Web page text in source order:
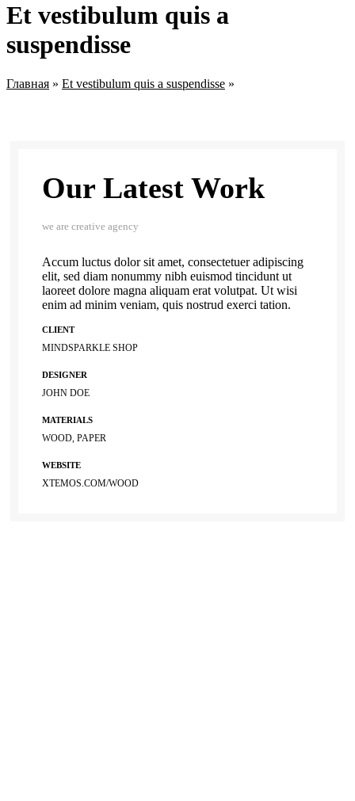
Et vestibulum quis a
suspendisse
Главная » Et vestibulum quis a suspendisse »
Our Latest Work
we are creative agency
Accum luctus dolor sit amet, consectetuer adipiscing
elit, sed diam nonummy nibh euismod tincidunt ut
laoreet dolore magna aliquam erat volutpat. Ut wisi
enim ad minim veniam, quis nostrud exerci tation.
CLIENT
MINDSPARKLE SHOP
DESIGNER
JOHN DOE
MATERIALS
WOOD, PAPER
WEBSITE
XTEMOS.COM/WOOD